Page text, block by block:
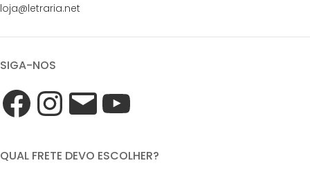
loja@letraria.net
SIGA-NOS
QUAL FRETE DEVO ESCOLHER?